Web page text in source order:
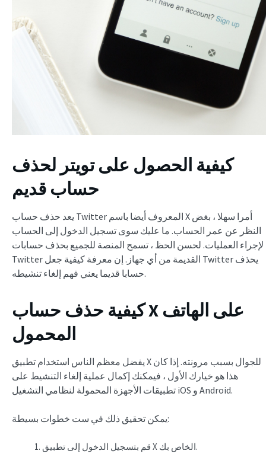
كيفية الحصول على تويتر لحذف
حساب قديم
يعد حذف حساب Twitter المعروف أيضا باسم X أمرا سهلا ، بغض
النظر عن عمر الحساب. ما عليك سوى تسجيل الدخول إلى الحساب
لإجراء العمليات. لحسن الحظ ، تسمح المنصة للجميع بحذف حسابات
Twitter القديمة من أي جهاز. إن معرفة كيفية جعل Twitter يحذف
حسابا قديما يعني فهم إلغاء تنشيطه.
كيفية حذف حساب X على الهاتف
المحمول
يفضل معظم الناس استخدام تطبيق X للجوال بسبب مرونته. إذا كان
هذا هو خيارك الأول ، فيمكنك إكمال عملية إلغاء التنشيط على
تطبيقات الأجهزة المحمولة لنظامي التشغيل iOS و Android.
يمكن تحقيق ذلك في ست خطوات بسيطة:
قم بتسجيل الدخول إلى تطبيق X الخاص بك.